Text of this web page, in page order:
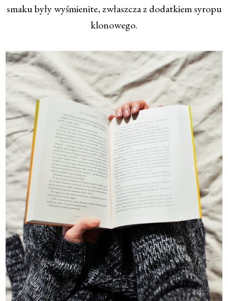
smaku były wyśmienite, zwłaszcza z dodatkiem syropu
klonowego.